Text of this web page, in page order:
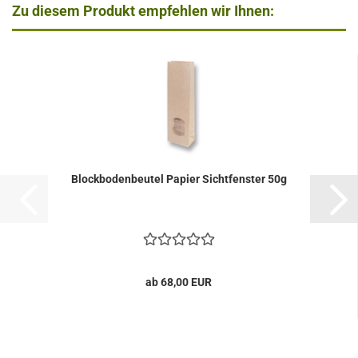
Zu diesem Produkt empfehlen wir Ihnen:
Blockbodenbeutel Papier Sichtfenster 50g
ab 68,00 EUR